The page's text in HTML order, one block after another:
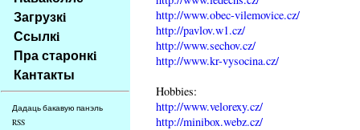
tomto
webu
základní
Hlavní
strana
Загрузкi
Ссылкi
Пра старонкi
Кантакты
Дадаць бакавую панэль
RSS
http://www.obec-vilemovice.cz/
http://pavlov.w1.cz/
http://www.sechov.cz/
http://www.kr-vysocina.cz/
Hobbies:
http://www.velorexy.cz/
http://minibox.webz.cz/